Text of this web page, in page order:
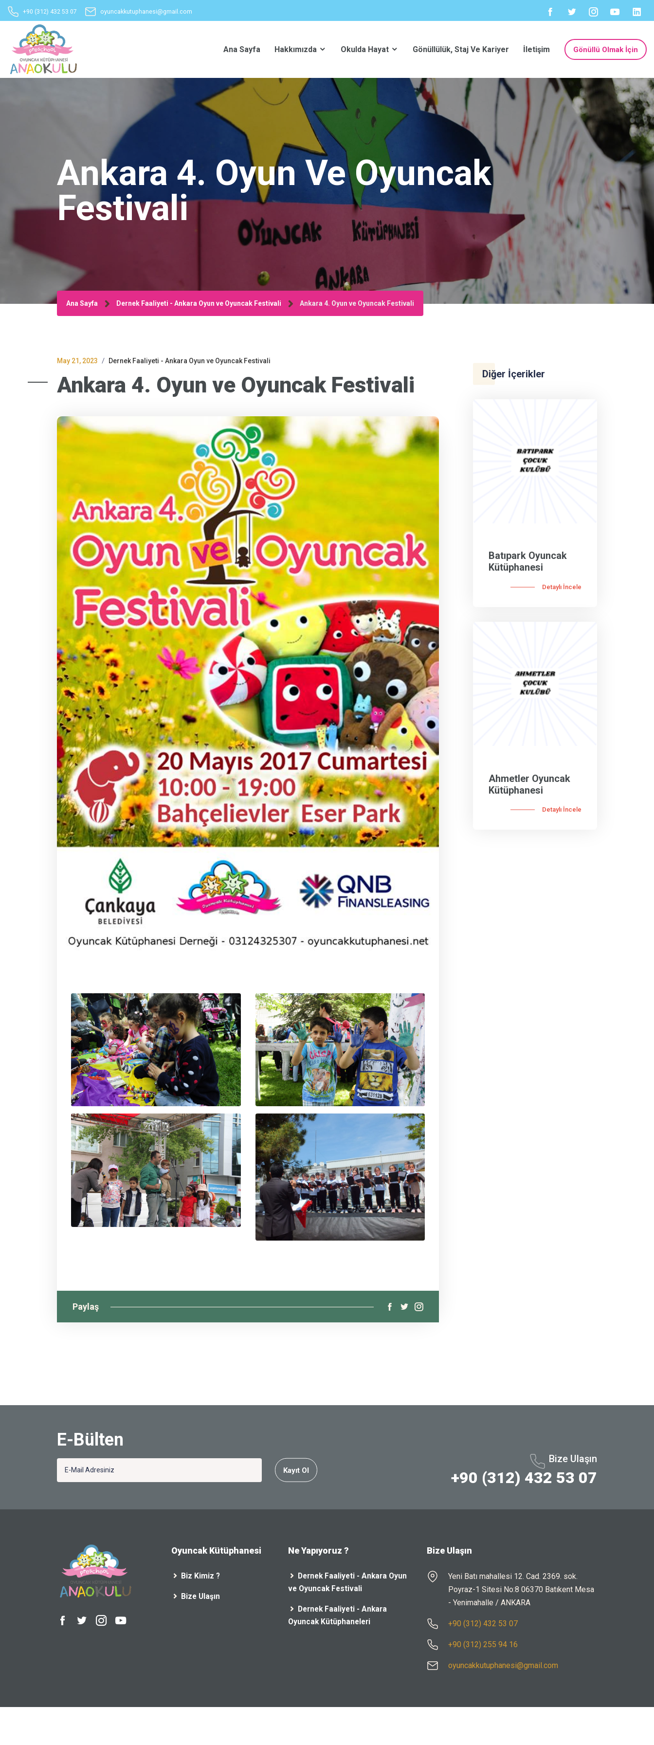
+90 (312) 432 53 07 oyuncakkutuphanesi@gmail.com
Gönüllü Olmak İçin
Ana Sayfa Hakkımızda Okulda Hayat Gönüllülük, Staj Ve Kariyer İletişim
Ankara 4. Oyun Ve Oyuncak
Festivali
Ana Sayfa Dernek Faaliyeti - Ankara Oyun ve Oyuncak Festivali Ankara 4. Oyun ve Oyuncak Festivali
May 21, 2023 / Dernek Faaliyeti - Ankara Oyun ve Oyuncak Festivali
Ankara 4. Oyun ve Oyuncak Festivali
Paylaş
Diğer İçerikler
Batıpark Oyuncak
Kütüphanesi
Detaylı İncele
Ahmetler Oyuncak
Kütüphanesi
Detaylı İncele
E-Bülten
Kayıt Ol
Bize Ulaşın
+90 (312) 432 53 07
Oyuncak Kütüphanesi
Biz Kimiz ?
Bize Ulaşın
Ne Yapıyoruz ?
Dernek Faaliyeti - Ankara Oyun
ve Oyuncak Festivali
Dernek Faaliyeti - Ankara
Oyuncak Kütüphaneleri
Bize Ulaşın
Yeni Batı mahallesi 12. Cad. 2369. sok.
Poyraz-1 Sitesi No:8 06370 Batıkent Mesa
- Yenimahalle / ANKARA
+90 (312) 432 53 07
+90 (312) 255 94 16
oyuncakkutuphanesi@gmail.com